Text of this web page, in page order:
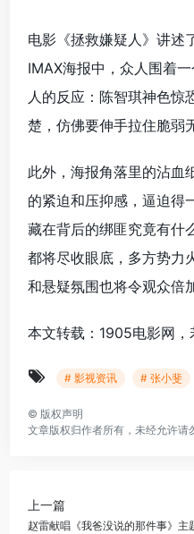
电影《拯救嫌疑人》讲述
IMAX海报中，众人围着
人的反应：陈智琪神色惊
楚，仿佛要伸手拉住脆弱
此外，海报角落里的沾血
的紧迫和压抑感，逼迫得
藏在背后的绑匪究竟有什
都将尽收眼底，多方势力
和悬疑氛围也将令观众倍
本文转载：1905电影网
# 影视资讯 # 张小斐
© 版权声明
文章版权归作者所有，未经允许请
上一篇
赵雷献唱《我爸没说的那件事》主